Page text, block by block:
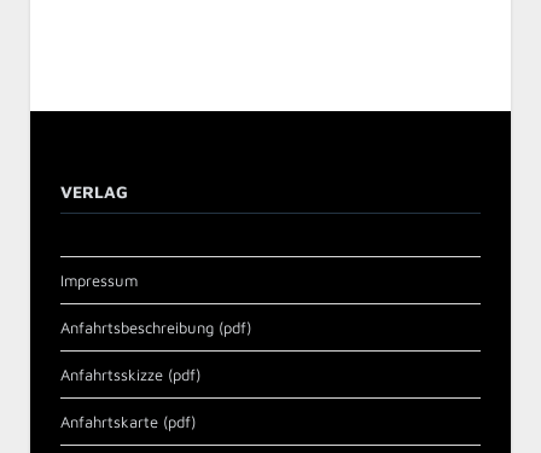
VERLAG
Impressum
Anfahrtsbeschreibung (pdf)
Anfahrtsskizze (pdf)
Anfahrtskarte (pdf)